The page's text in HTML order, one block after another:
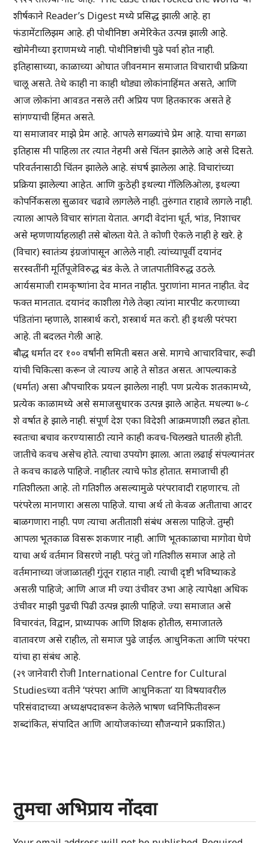
शीर्षकाने Reader’s Digest मध्ये प्रसिद्ध झाली आहे. हा
फंडामेंटालिझम आहे. ही पोथीनिष्ठा अमेरिकेत उत्पन्न झाली आहे.
खोमेनीच्या इराणमध्ये नाही. पोथीनिष्ठांची पुढे पर्वा होत नाही.
इतिहासाच्या, काळाच्या ओघात जीवनमान समाजात विचाराची प्रक्रिया
चालू असते. तेथे काही ना काही थोड्या लोकांनाहिंमत असते, आणि
आज लोकांना आवडत नसले तरी अप्रिय पण हितकारक असते हे
सांगण्याची हिंमत असते.
या समाजावर माझे प्रेम आहे. आपले सगळ्यांचे प्रेम आहे. याचा सगळा
इतिहास मी पाहिला तर त्यात नेहमी असे चिंतन झालेले आहे असे दिसते.
परिवर्तनासाठी चिंतन झालेले आहे. संघर्ष झालेला आहे. विचारांच्या
प्रक्रिया झालेल्या आहेत. आणि कुठेही इथल्या गॅलिलिओला, इथल्या
कोपर्निकसला सुळावर चढावे लागलेले नाही. तुरुंगात राहावे लागले नाही.
त्याला आपले विचार सांगता येतात. अगदी वेदांना धूर्त, भांड, निशाचर
असे म्हणणार्याहलाही तसे बोलता येते. ते कोणी ऐकले नाही हे खरे. हे
(विचार) स्वातंत्र्य इंग्रजांपासून आलेले नाही. त्यांच्यापूर्वी दयानंद
सरस्वतींनी मूर्तिपूजेविरुद्ध बंड केले. ते जातपातीविरुद्ध उठले.
आर्यसमाजी रामकृष्णांना देव मानत नाहीत. पुराणांना मानत नाहीत. वेद
फक्त मानतात. दयानंद काशीला गेले तेव्हा त्यांना मारपीट करणाच्या
पंडितांना म्हणाले, शास्त्रार्थ करो, शस्त्रार्थ मत करो. ही इथली परंपरा
आहे. ती बदलत गेली आहे.
बौद्ध धर्मात दर १०० वर्षांनी समिती बसत असे. मागचे आचारविचार, रूढी
यांची चिकित्सा करून जे त्याज्य आहे ते सोडत असत. आपल्याकडे
(धर्मात) असा औपचारिक प्रयत्न झालेला नाही. पण प्रत्येक शतकामध्ये,
प्रत्येक काळामध्ये असे समाजसुधारक उत्पन्न झाले आहेत. मधल्या ७-८
शे वर्षात हे झाले नाही. संपूर्ण देश एका विदेशी आक्रमणाशी लढत होता.
स्वतःचा बचाव करण्यासाठी त्याने काही कवच-चिलखते घातली होती.
जातीचे कवच असेच होते. त्याचा उपयोग झाला. आता लढाई संपल्यानंतर
ते कवच काढले पाहिजे. नाहीतर त्याचे फोड होतात. समाजाची ही
गतिशीलता आहे. तो गतिशील असल्यामुळे परंपरावादी राहणारच. तो
परंपरेला मानणारा असला पाहिजे. याचा अर्थ तो केवळ अतीताचा आदर
बाळगणारा नाही. पण त्याचा अतीताशी संबंध असला पाहिजे. तुम्ही
आपला भूतकाळ विसरू शकणार नाही. आणि भूतकाळाचा मागोवा घेणे
याचा अर्थ वर्तमान विसरणे नाही. परंतु जो गतिशील समाज आहे तो
वर्तमानाच्या जंजाळातही गुंतून राहात नाही. त्याची दृष्टी भविष्याकडे
असली पाहिजे; आणि आज मी ज्या उंचीवर उभा आहे त्यापेक्षा अधिक
उंचीवर माझी पुढची पिढी उत्पन्न झाली पाहिजे. ज्या समाजात असे
विचारवंत, विद्वान, प्राध्यापक आणि शिक्षक होतील, समाजातले
वातावरण असे राहील, तो समाज पुढे जाईल. आधुनिकता आणि परंपरा
यांचा हा संबंध आहे.
(२९ जानेवारी रोजी International Centre for Cultural
Studiesच्या वतीने ‘परंपरा आणि आधुनिकता’ या विषयावरील
परिसंवादाच्या अध्यक्षपदावरून केलेले भाषण ध्वनिफितीवरून
शब्दांकित, संपादित आणि आयोजकांच्या सौजन्याने प्रकाशित.)
तुमचा अभिप्राय नोंदवा